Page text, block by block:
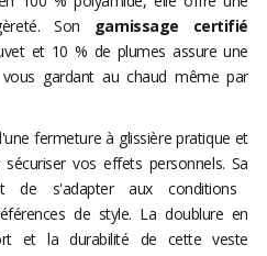
Son
garnissage certifié
et 10 % de plumes assure une
gardant au chaud même par
fermeture à glissière pratique et
vos effets personnels. Sa
de s'adapter aux conditions
de style. La doublure en
et la durabilité de cette veste